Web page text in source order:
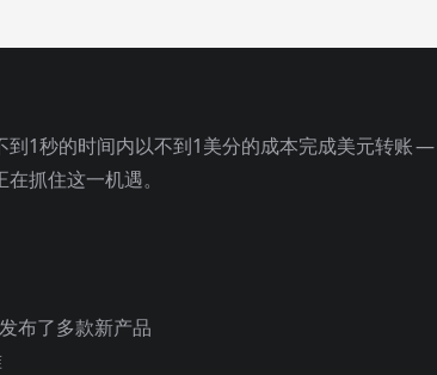
1秒的时间内以不到1美分的成本完成美元转账
抓住这一机遇。
布了多款新产品